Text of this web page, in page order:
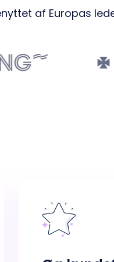
af Europas